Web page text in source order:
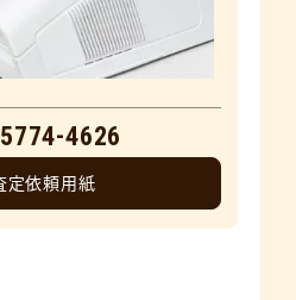
4626
定依頼用紙